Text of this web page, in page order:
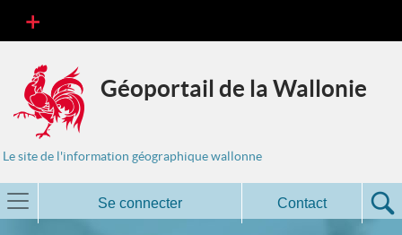
Géoportail de la Wallonie
Le site de l'information géographique wallonne
Se connecter Contact